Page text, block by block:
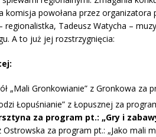
komisja powołana przez
regionalistka, Tadeusz Watycha –
A to już jej rozstrzygnięcia:
„Mali Gronkowianie” z Gronkowa za
Łopuśnianie” z Łopusznej za
za program pt.: „Gry i
Ostrowska za program pt.: „Jako mali